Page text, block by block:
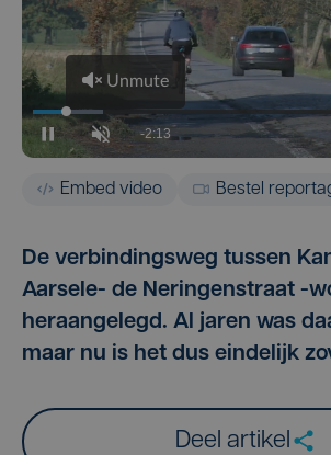
Embed video Bestel
De verbindingsweg tussen
Aarsele- de Neringenstraat -
heraangelegd. Al jaren was
maar nu is het dus eindelijk
Deel artikel